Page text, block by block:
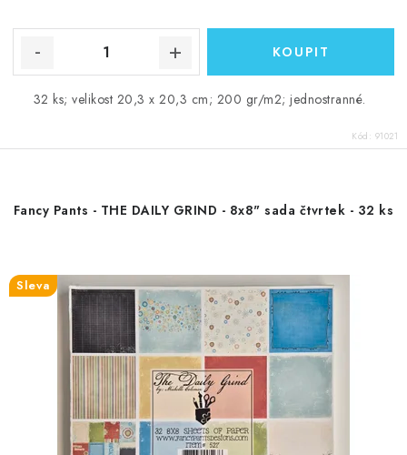
32 ks; velikost 20,3 x 20,3 cm; 200 gr/m2; jednostranné.
Kód: 91021
Fancy Pants - THE DAILY GRIND - 8x8" sada čtvrtek - 32 ks
Sleva